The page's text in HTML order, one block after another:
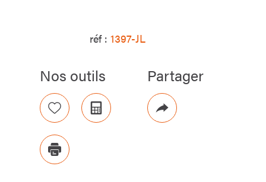
réf : 1397-JL
Plus d'infos
Nos outils
SélectionnerCalculatrice
Imprimer
Partager
Plus
de